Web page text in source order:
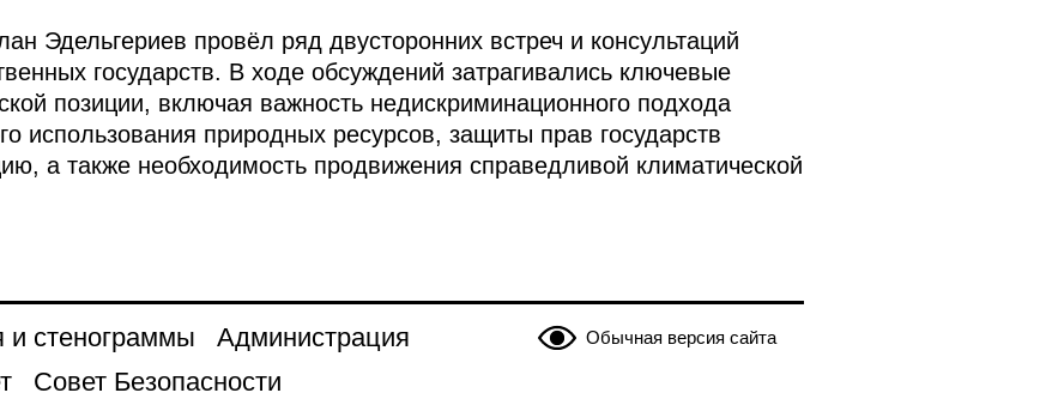
Эдельгериев провёл ряд двусторонних встреч и консультаций
государств. В ходе обсуждений затрагивались ключевые
позиции, включая важность недискриминационного подхода
использования природных ресурсов, защиты прав государств
а также необходимость продвижения справедливой климатической
Обычная версия сайта
и стенограммы
Администрация
Совет Безопасности